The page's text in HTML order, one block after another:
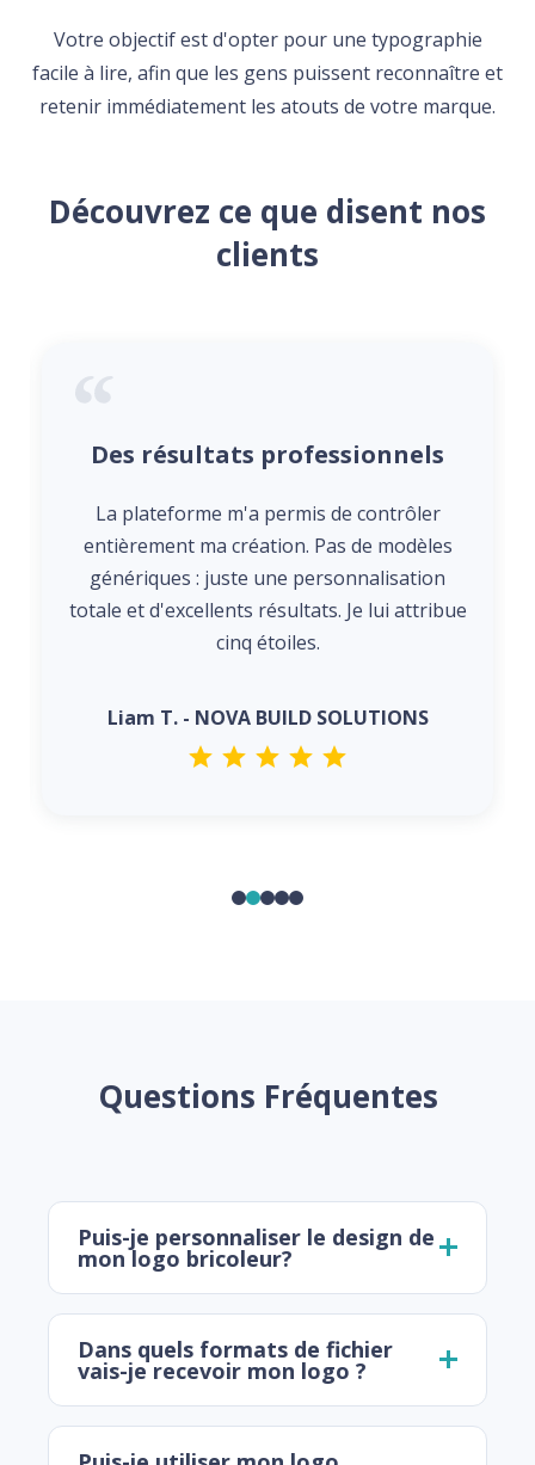
Votre objectif est d'opter pour une typographie
facile à lire, afin que les gens puissent reconnaître et
retenir immédiatement les atouts de votre marque.
Découvrez ce que disent nos
clients
Des résultats professionnels
La plateforme m'a permis de contrôler
entièrement ma création. Pas de modèles
génériques : juste une personnalisation
totale et d'excellents résultats. Je lui attribue
cinq étoiles.
Liam T. - NOVA BUILD SOLUTIONS
Questions Fréquentes
Puis-je personnaliser le design de
mon logo bricoleur?
Dans quels formats de fichier
vais-je recevoir mon logo ?